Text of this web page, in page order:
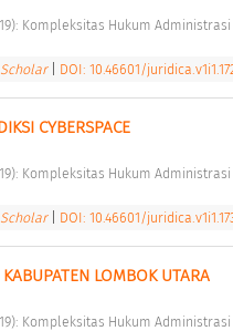
Kompleksitas Hukum Administrasi
DOI: 10.46601/
CYBERSPACE
Kompleksitas Hukum Administrasi
DOI: 10.46601/
LOMBOK UTARA
Kompleksitas Hukum Administrasi